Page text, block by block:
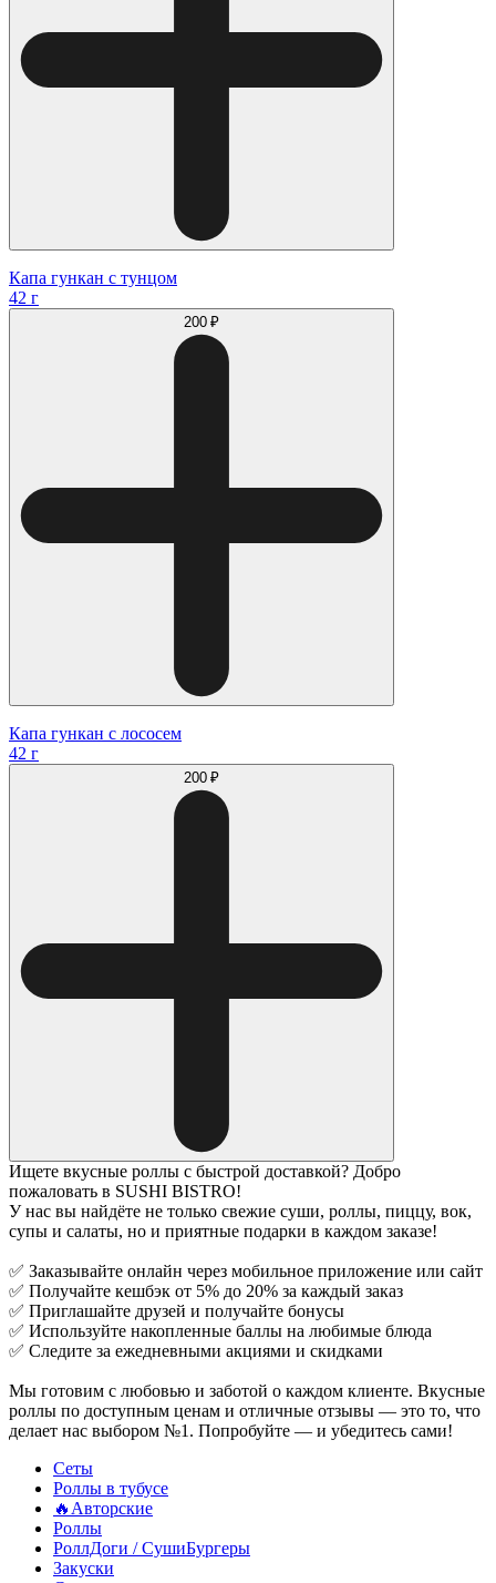
Капа гункан с тунцом
42 г
200 ₽
Капа гункан с лососем
42 г
200 ₽
Ищете вкусные роллы с быстрой доставкой? Добро
пожаловать в SUSHI BISTRO!
У нас вы найдёте не только свежие суши, роллы, пиццу, вок,
супы и салаты, но и приятные подарки в каждом заказе!
✅ Заказывайте онлайн через мобильное приложение или сайт
✅ Получайте кешбэк от 5% до 20% за каждый заказ
✅ Приглашайте друзей и получайте бонусы
✅ Используйте накопленные баллы на любимые блюда
✅ Следите за ежедневными акциями и скидками
Мы готовим с любовью и заботой о каждом клиенте. Вкусные
роллы по доступным ценам и отличные отзывы — это то, что
делает нас выбором №1. Попробуйте — и убедитесь сами!
Сеты
Роллы в тубусе
🔥Авторские
Роллы
РоллДоги / СушиБургеры
Закуски